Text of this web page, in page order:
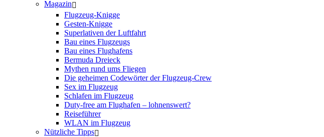
Magazin
Flugzeug-Knigge
Gesten-Knigge
Superlativen der Luftfahrt
Bau eines Flugzeugs
Bau eines Flughafens
Bermuda Dreieck
Mythen rund ums Fliegen
Die geheimen Codewörter der Flugzeug-Crew
Sex im Flugzeug
Schlafen im Flugzeug
Duty-free am Flughafen – lohnenswert?
Reiseführer
WLAN im Flugzeug
Nützliche Tipps